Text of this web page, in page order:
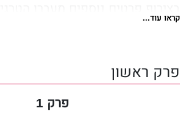
אותו מלוסי.
והאחרון של דואט 'שיר הלב',
קראו עוד...
פרק ראשון
פרק 1